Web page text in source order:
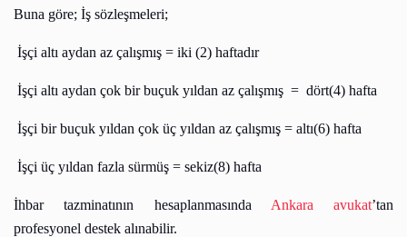
Buna göre; İş sözleşmeleri;
İşçi altı aydan az çalışmış = iki (2) haftadır
İşçi altı aydan çok bir buçuk yıldan az çalışmış = dört(4) hafta
İşçi bir buçuk yıldan çok üç yıldan az çalışmış = altı(6) hafta
İşçi üç yıldan fazla sürmüş = sekiz(8) hafta
İhbar tazminatının hesaplanmasında Ankara avukat’tan
profesyonel destek alınabilir.